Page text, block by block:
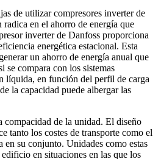
de utilizar compresores inverter de
en el ahorro de energía que
inverter de Danfoss proporciona
energética estacional. Esta
un ahorro de energía anual que
se compara con los sistemas
líquida, en función del perfil de carga
la capacidad puede albergar las
compacidad de la unidad. El diseño
tanto los costes de transporte como el
en su conjunto. Unidades como estas
en situaciones en las que los